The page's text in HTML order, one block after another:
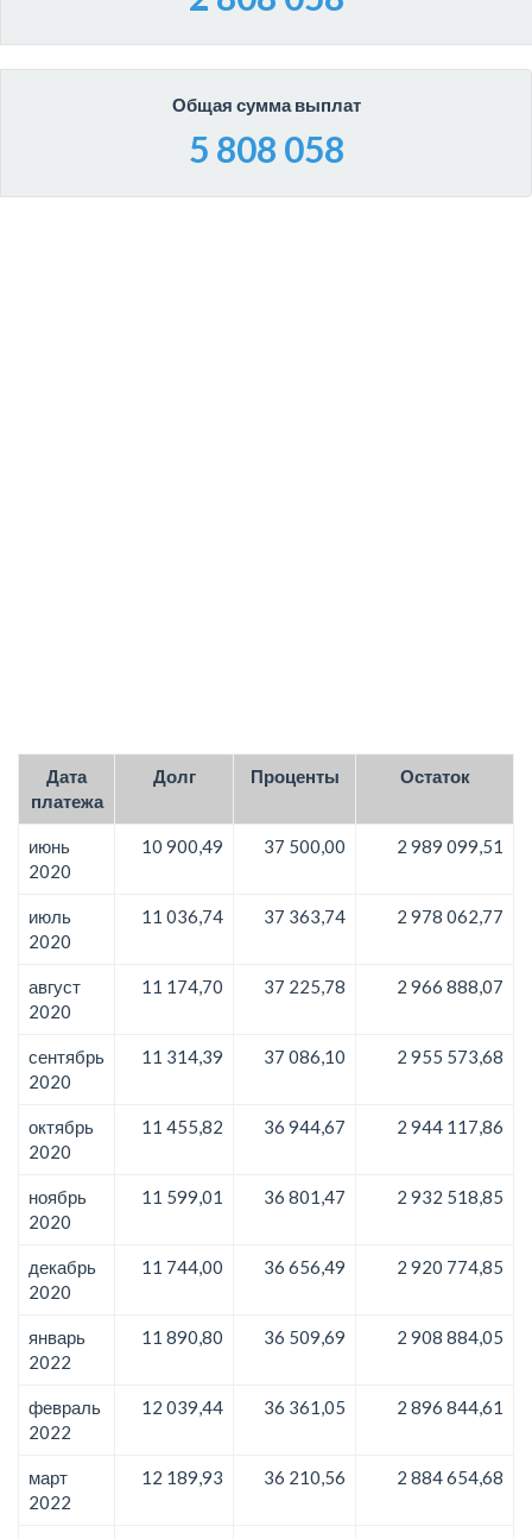
Общая сумма выплат
5 808 058
Дата
платежа
Долг Проценты Остаток
июнь
2020
10 900,49 37 500,00 2 989 099,51
июль
2020
11 036,74 37 363,74 2 978 062,77
август
2020
11 174,70 37 225,78 2 966 888,07
сентябрь
2020
11 314,39 37 086,10 2 955 573,68
октябрь
2020
11 455,82 36 944,67 2 944 117,86
ноябрь
2020
11 599,01 36 801,47 2 932 518,85
декабрь
2020
11 744,00 36 656,49 2 920 774,85
январь
2022
11 890,80 36 509,69 2 908 884,05
февраль
2022
12 039,44 36 361,05 2 896 844,61
март
2022
12 189,93 36 210,56 2 884 654,68